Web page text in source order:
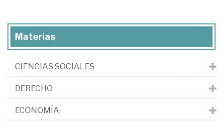
Materias
CIENCIAS SOCIALES
DERECHO
ECONOMÍA